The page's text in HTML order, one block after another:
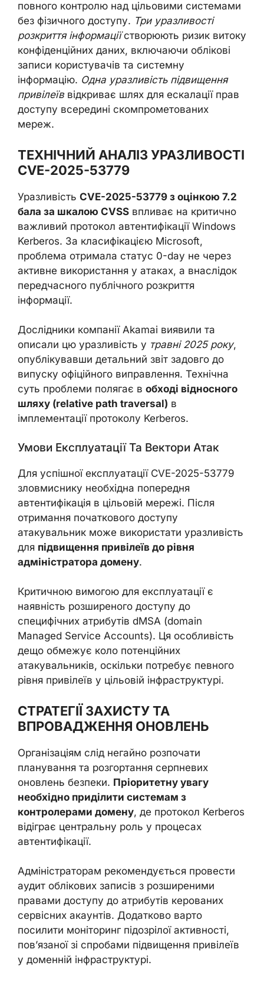
повного контролю над цільовими системами
без фізичного доступу. Три уразливості
розкриття інформаціїстворюють ризик витоку
конфіденційних даних, включаючи облікові
записи користувачів та системну
інформацію. Одна уразливість підвищення
привілеїввідкриває шлях для ескалації прав
доступу всередині скомпрометованих
мереж.
ТЕХНІЧНИЙ АНАЛІЗ УРАЗЛИВОСТІ
CVE-2025-53779
Уразливість CVE-2025-53779 з оцінкою 7.2
бала за шкалою CVSS впливає на критично
важливий протокол автентифікації Windows
Kerberos. За класифікацією Microsoft,
проблема отримала статус 0-day не через
активне використання у атаках, а внаслідок
передчасного публічного розкриття
інформації.
Дослідники компанії Akamai виявили та
описали цю уразливість у травні 2025 року,
опублікувавши детальний звіт задовго до
випуску офіційного виправлення. Технічна
суть проблеми полягає в обході відносного
шляху (relative path traversal) в
імплементації протоколу Kerberos.
Умови Експлуатації Та Вектори Атак
Для успішної експлуатації CVE-2025-53779
зловмиснику необхідна попередня
автентифікація в цільовій мережі. Після
отримання початкового доступу
атакувальник може використати уразливість
для підвищення привілеїв до рівня
адміністратора домену.
Критичною вимогою для експлуатації є
наявність розширеного доступу до
специфічних атрибутів dMSA (domain
Managed Service Accounts). Ця особливість
дещо обмежує коло потенційних
атакувальників, оскільки потребує певного
рівня привілеїв у цільовій інфраструктурі.
СТРАТЕГІЇ ЗАХИСТУ ТА
ВПРОВАДЖЕННЯ ОНОВЛЕНЬ
Організаціям слід негайно розпочати
планування та розгортання серпневих
оновлень безпеки. Пріоритетну увагу
необхідно приділити системам з
контролерами домену, де протокол Kerberos
відіграє центральну роль у процесах
автентифікації.
Адміністраторам рекомендується провести
аудит облікових записів з розширеними
правами доступу до атрибутів керованих
сервісних акаунтів. Додатково варто
посилити моніторинг підозрілої активності,
пов’язаної зі спробами підвищення привілеїв
у доменній інфраструктурі.